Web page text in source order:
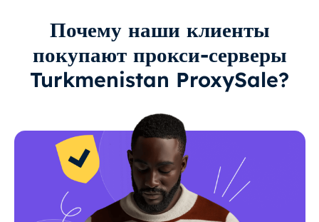
Почему наши клиенты
покупают прокси-серверы
Turkmenistan ProxySale?